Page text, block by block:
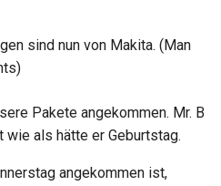
sind nun von Makita. (Man
Pakete angekommen. Mr. B
als hätte er Geburtstag.
angekommen ist,